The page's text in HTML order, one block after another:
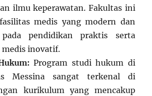
ilmu keperawatan. Fakultas ini
medis yang modern dan
pendidikan praktis serta
inovatif.
Program studi hukum di
Messina sangat terkenal di
kurikulum yang mencakup